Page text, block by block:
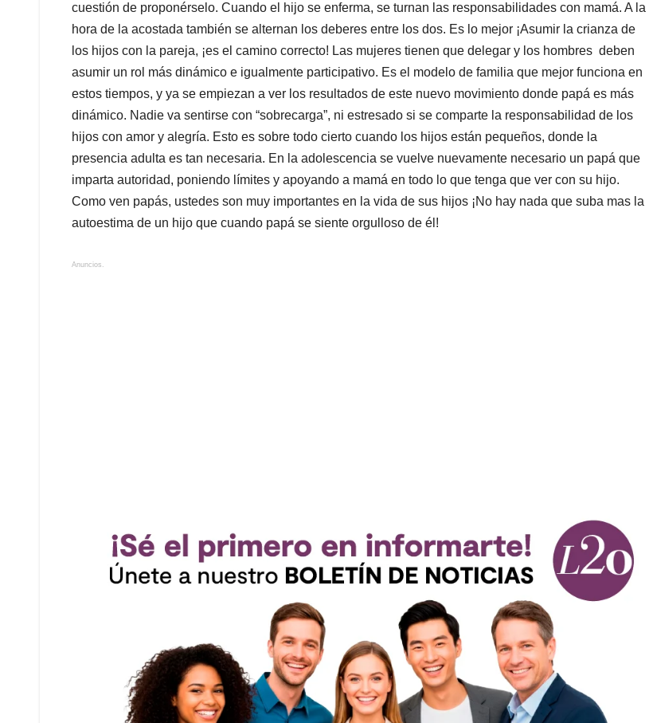
cuestión de proponérselo. Cuando el hijo se enferma, se turnan las responsabilidades con mamá. A la
hora de la acostada también se alternan los deberes entre los dos. Es lo mejor ¡Asumir la crianza de
los hijos con la pareja, ¡es el camino correcto! Las mujeres tienen que delegar y los hombres deben
asumir un rol más dinámico e igualmente participativo. Es el modelo de familia que mejor funciona en
estos tiempos, y ya se empiezan a ver los resultados de este nuevo movimiento donde papá es más
dinámico. Nadie va sentirse con “sobrecarga”, ni estresado si se comparte la responsabilidad de los
hijos con amor y alegría. Esto es sobre todo cierto cuando los hijos están pequeños, donde la
presencia adulta es tan necesaria. En la adolescencia se vuelve nuevamente necesario un papá que
imparta autoridad, poniendo límites y apoyando a mamá en todo lo que tenga que ver con su hijo.
Como ven papás, ustedes son muy importantes en la vida de sus hijos ¡No hay nada que suba mas la
autoestima de un hijo que cuando papá se siente orgulloso de él!
Anuncios.